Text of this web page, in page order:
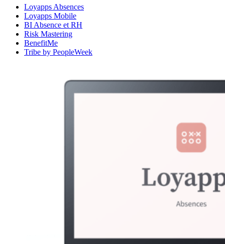
Loyapps Absences
Loyapps Mobile
BI Absence et RH
Risk Mastering
BenefitMe
Tribe by PeopleWeek